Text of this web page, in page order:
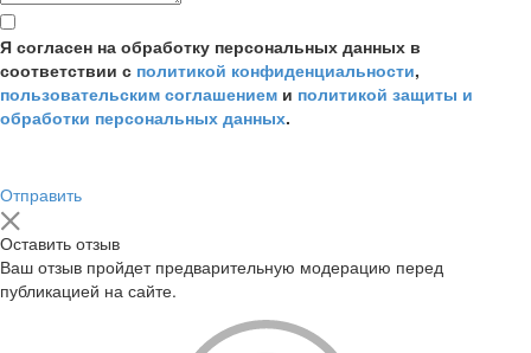
Я согласен на обработку персональных данных в
соответствии с политикой конфиденциальности,
пользовательским соглашением и политикой защиты и
обработки персональных данных.
Отправить
Оставить отзыв
Ваш отзыв пройдет предварительную модерацию перед
публикацией на сайте.